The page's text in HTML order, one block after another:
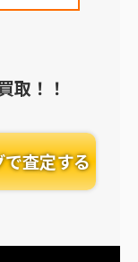
取！！
査定する